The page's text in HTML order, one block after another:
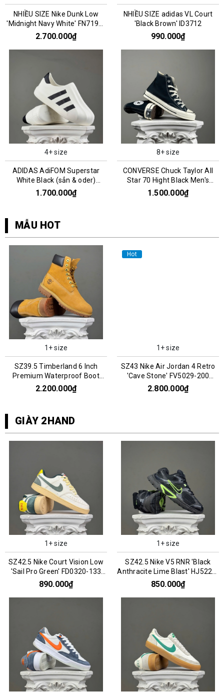
NHIỀU SIZE Nike Dunk Low
'Midnight Navy White' FN7197-
100
2.700.000₫
NHIỀU SIZE adidas VL Court
'Black Brown' ID3712
990.000₫
4+ size
ADIDAS AdiFOM Superstar
White Black (sẳn & oder)
HQ8750
1.700.000₫
8+ size
CONVERSE Chuck Taylor All
Star 70 Hight Black Men's
162050C
1.500.000₫
MẪU HOT
1+ size
SZ39.5 Timberland 6 Inch
Premium Waterproof Boot
'Wheat' 066969
2.200.000₫
Hot
1+ size
SZ43 Nike Air Jordan 4 Retro
'Cave Stone' FV5029-200
066960
2.800.000₫
GIÀY 2HAND
1+ size
SZ42.5 Nike Court Vision Low
'Sail Pro Green' FD0320-133
066787
890.000₫
1+ size
SZ42.5 Nike V5 RNR 'Black
Anthracite Lime Blast' HJ5228-
005 076200
850.000₫